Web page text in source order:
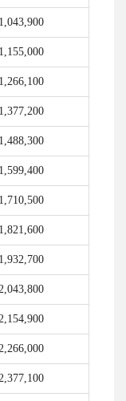
1,043,900
1,155,000
1,266,100
1,377,200
1,488,300
1,599,400
1,710,500
1,821,600
1,932,700